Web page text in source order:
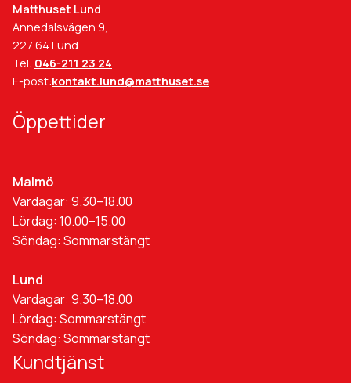
Matthuset Lund
Annedalsvägen 9,
227 64 Lund
Tel: 046-211 23 24
E-post:kontakt.lund@matthuset.se
Öppettider
Malmö
Vardagar: 9.30–18.00
Lördag: 10.00–15.00
Söndag: Sommarstängt
Lund
Vardagar: 9.30–18.00
Lördag: Sommarstängt
Söndag: Sommarstängt
Kundtjänst